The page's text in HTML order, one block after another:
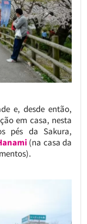
e, desde então,
em casa, nesta
pés da Sakura,
(na casa da